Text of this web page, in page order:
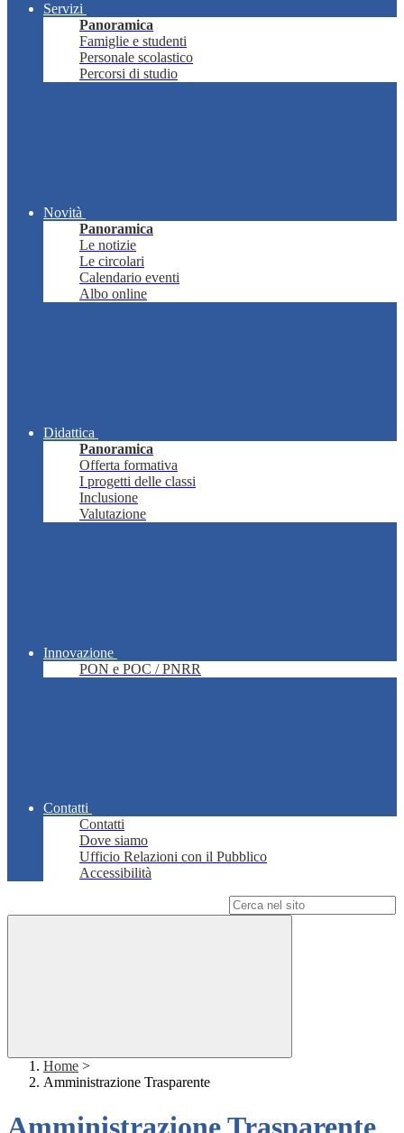
Servizi
Panoramica
Famiglie e studenti
Personale scolastico
Percorsi di studio
Novità
Panoramica
Le notizie
Le circolari
Calendario eventi
Albo online
Didattica
Panoramica
Offerta formativa
I progetti delle classi
Inclusione
Valutazione
Innovazione
PON e POC / PNRR
Contatti
Contatti
Dove siamo
Ufficio Relazioni con il Pubblico
Accessibilità
Home >
Amministrazione Trasparente
Amministrazione Trasparente